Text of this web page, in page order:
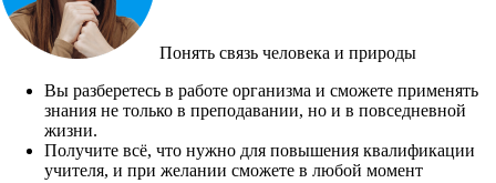
Понять связь человека и природы
Вы разберетесь в работе организма и сможете применять
знания не только в преподавании, но и в повседневной
жизни.
Получите всё, что нужно для повышения квалификации
учителя, и при желании сможете в любой момент